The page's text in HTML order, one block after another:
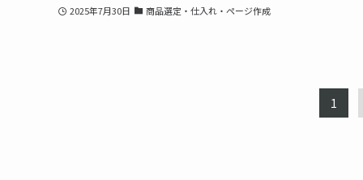
2025年7月30日 商品選定・仕入れ・ページ作成
1